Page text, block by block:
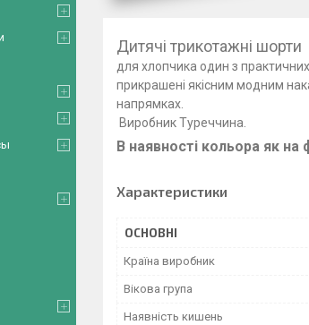
Дитячі
для хлопчика
прикрашені якісним модним
напрямках. Широка
В наявності кольора як на
Характеристики
ОСНОВНІ
Країна виробник
Вікова група
Наявність кишень